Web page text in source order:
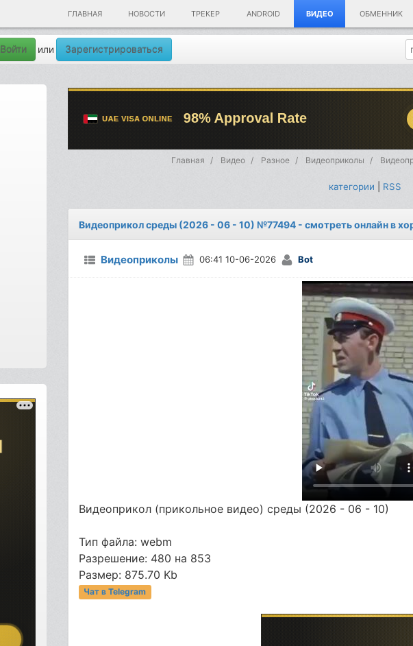
ГЛАВНАЯ НОВОСТИ ТРЕКЕР ANDROID ВИДЕО ОБМЕННИК
Войти или Зарегистрироваться
Главная Видео Разное Видеоприколы
категории RSS
Видеоприкол среды (2026 - 06 - 10) №77494 - смотреть онлайн в
Видеоприколы 06:41 10-06-2026 Bot
Видеоприкол (прикольное видео) среды (2026 - 06 - 10)
Тип файла: webm
Разрешение: 480 на 853
Размер: 875.70 Kb
Чат в Telegram